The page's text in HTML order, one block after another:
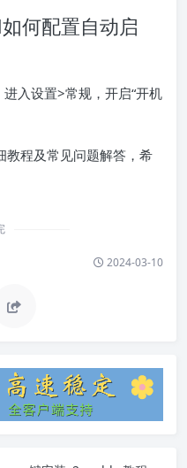
何配置自动启
入设置>常规，开启“开机
教程及常见问题解答，希
2024-03-10